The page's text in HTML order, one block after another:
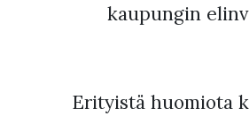
kaupungin
Erityistä huomiota